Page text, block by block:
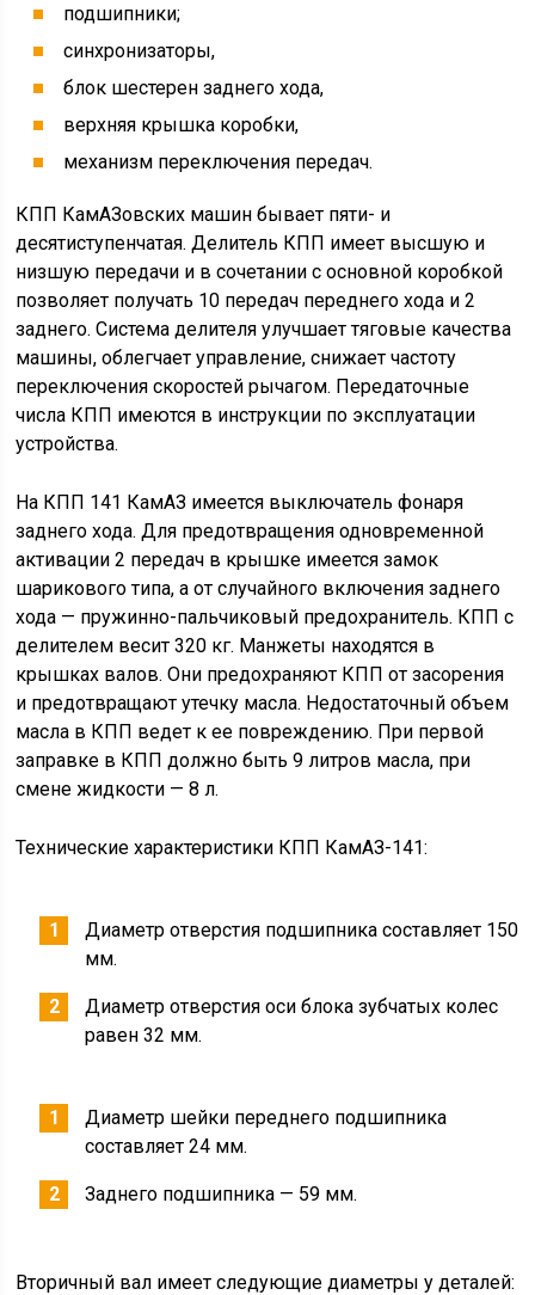
подшипники;
синхронизаторы,
блок шестерен заднего хода,
верхняя крышка коробки,
механизм переключения передач.
КПП КамАЗовских машин бывает пяти- и
десятиступенчатая. Делитель КПП имеет высшую и
низшую передачи и в сочетании с основной коробкой
позволяет получать 10 передач переднего хода и 2
заднего. Система делителя улучшает тяговые качества
машины, облегчает управление, снижает частоту
переключения скоростей рычагом. Передаточные
числа КПП имеются в инструкции по эксплуатации
устройства.
На КПП 141 КамАЗ имеется выключатель фонаря
заднего хода. Для предотвращения одновременной
активации 2 передач в крышке имеется замок
шарикового типа, а от случайного включения заднего
хода — пружинно-пальчиковый предохранитель. КПП с
делителем весит 320 кг. Манжеты находятся в
крышках валов. Они предохраняют КПП от засорения
и предотвращают утечку масла. Недостаточный объем
масла в КПП ведет к ее повреждению. При первой
заправке в КПП должно быть 9 литров масла, при
смене жидкости — 8 л.
Технические характеристики КПП КамАЗ-141:
Диаметр отверстия подшипника составляет 150
мм.
Диаметр отверстия оси блока зубчатых колес
равен 32 мм.
Диаметр шейки переднего подшипника
составляет 24 мм.
Заднего подшипника — 59 мм.
Вторичный вал имеет следующие диаметры у деталей: